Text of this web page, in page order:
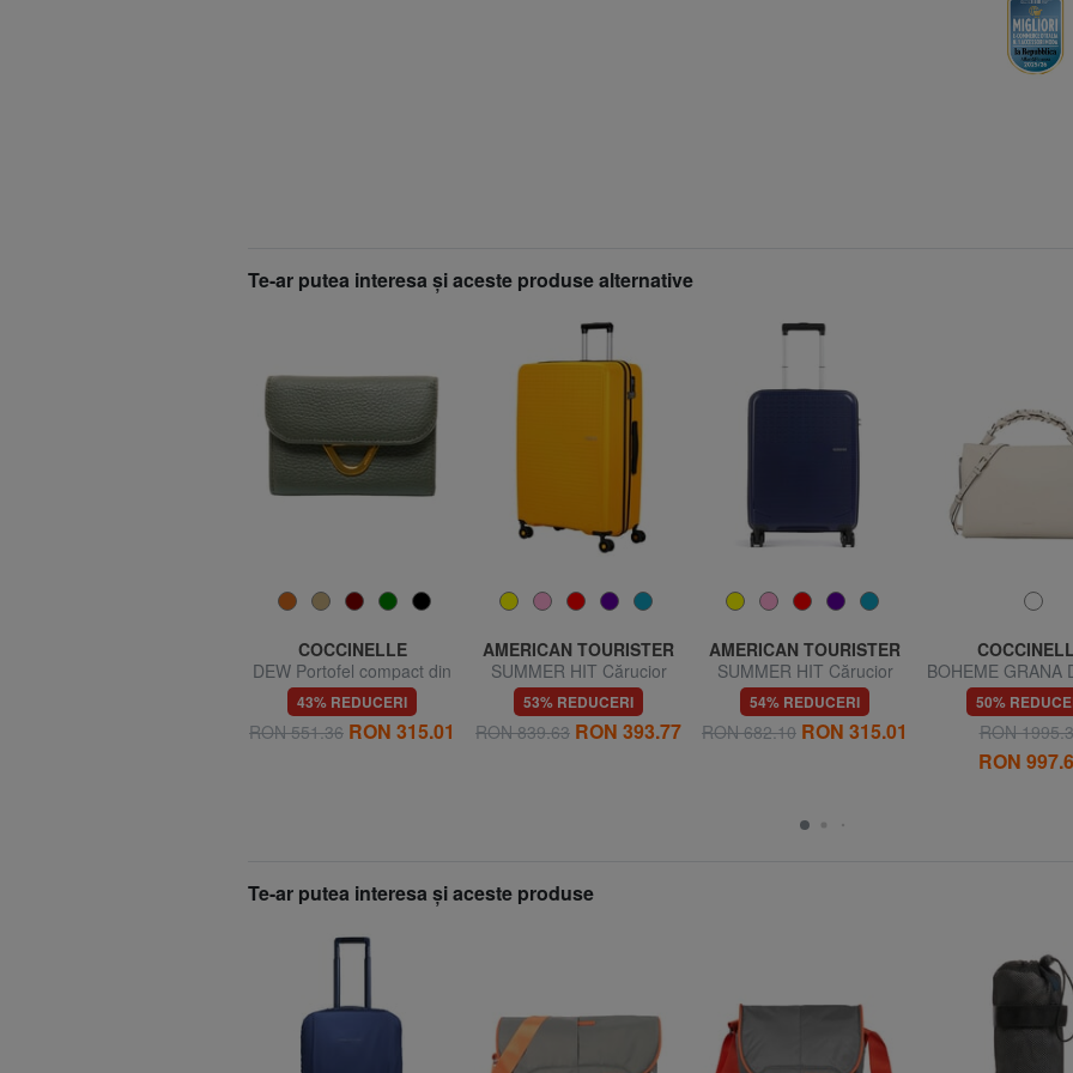
Te-ar putea interesa şi aceste produse alternative
COCCINELLE
DEW Portofel compact din
piele
43% REDUCERI
RON 551.36 RON 315.01
AMERICAN TOURISTER
SUMMER HIT Cărucior
mare
53% REDUCERI
RON 839.63 RON 393.77
AMERICAN TOURISTER
SUMMER HIT Cărucior
pentru bagaje de mână
54% REDUCERI
RON 682.10 RON 315.01
BOHEME GRANA
Geanta de
bareta de umar,
50%
RON
RON
Te-ar putea interesa şi aceste produse